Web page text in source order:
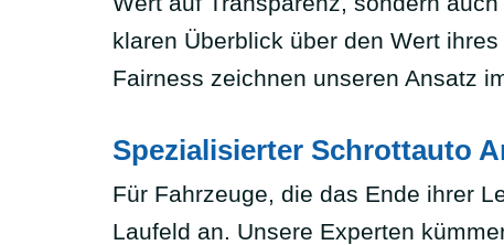
klaren Überblick über den Wert
Fairness zeichnen unseren Ansatz
Spezialisierter Schrottauto
Für Fahrzeuge, die das Ende ihrer
Laufeld an. Unsere Experten